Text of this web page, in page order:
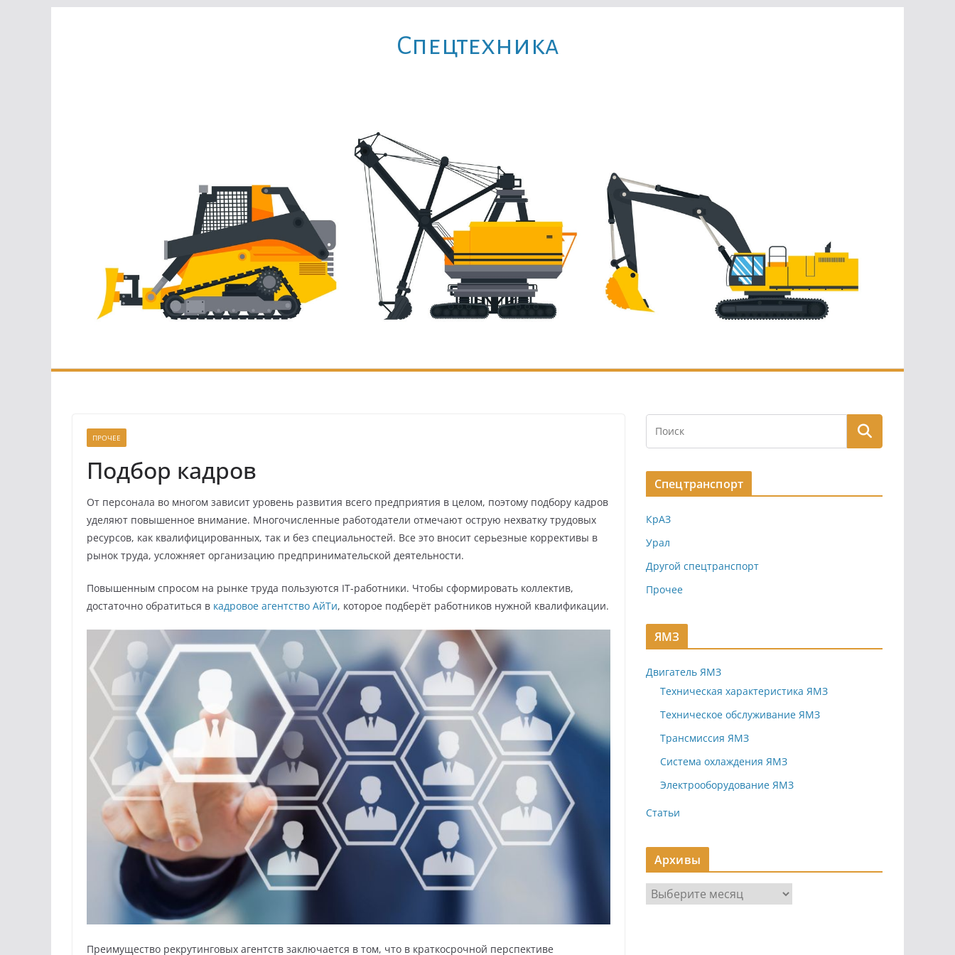
Cпецтехника
ПРОЧЕЕ
Подбор кадров
От персонала во многом зависит уровень развития всего предприятия в целом, поэтому подбору кадров
уделяют повышенное внимание. Многочисленные работодатели отмечают острую нехватку трудовых
ресурсов, как квалифицированных, так и без специальностей. Все это вносит серьезные коррективы в
рынок труда, усложняет организацию предпринимательской деятельности.
Повышенным спросом на рынке труда пользуются IT-работники. Чтобы сформировать коллектив,
достаточно обратиться в кадровое агентство АйТи, которое подберёт работников нужной квалификации.
Преимущество рекрутинговых агентств заключается в том, что в краткосрочной перспективе
Спецтранспорт
КрАЗ
Урал
Другой спецтранспорт
Прочее
ЯМЗ
Двигатель ЯМЗ
Техническая характеристика ЯМЗ
Техническое обслуживание ЯМЗ
Трансмиссия ЯМЗ
Система охлаждения ЯМЗ
Электрооборудование ЯМЗ
Статьи
Архивы
р